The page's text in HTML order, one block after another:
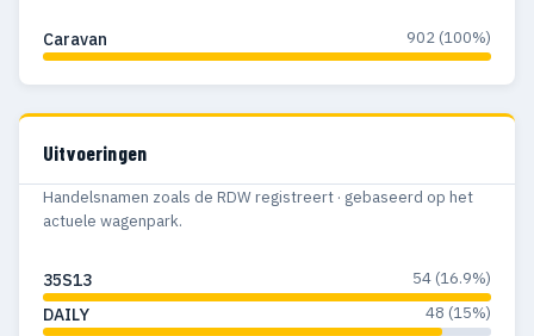
Caravan 902 (100%)
Uitvoeringen
Handelsnamen zoals de RDW registreert · gebaseerd op het
actuele wagenpark.
35S13 54 (16.9%)
DAILY 48 (15%)